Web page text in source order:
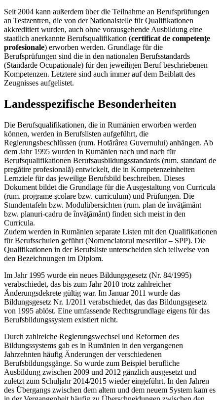
Seit 2004 kann außerdem über die Teilnahme an Berufsprüfungen
an Testzentren, die von der Nationalstelle für Qualifikationen
akkreditiert wurden, auch ohne vorausgehende Ausbildung eine
staatlich anerkannte Berufsqualifikation (certificat de competenţe
profesionale) erworben werden. Grundlage für die
Berufsprüfungen sind die in den nationalen Berufsstandards
(Standarde Ocupationale) für den jeweiligen Beruf beschriebenen
Kompetenzen. Letztere sind auch immer auf dem Beiblatt des
Zeugnisses aufgelistet.
Landesspezifische Besonderheiten
Die Berufsqualifikationen, die in Rumänien erworben werden
können, werden in Berufslisten aufgeführt, die
Regierungsbeschlüssen (rum. Hotărârea Guvernului) anhängen. Ab
dem Jahr 1995 wurden in Rumänien nach und nach für
Berufsqualifikationen Berufsausbildungsstandards (rum. standard de
pregătire profesională) entwickelt, die in Kompetenzeinheiten
Lernziele für das jeweilige Berufsbild beschreiben. Dieses
Dokument bildet die Grundlage für die Ausgestaltung von Curricula
(rum. programe şcolare bzw. curriculum) und Prüfungen. Die
Stundentafeln bzw. Modulübersichten (rum. plan de învăţământ
bzw. planuri-cadru de învăţământ) finden sich meist in den
Curricula.
Zudem werden in Rumänien separate Listen mit den Qualifikationen
für Berufsschulen geführt (Nomenclatorul meseriilor – SPP). Die
Qualifikationen in der Berufsliste unterscheiden sich teilweise von
den Bezeichnungen im Diplom.
Im Jahr 1995 wurde ein neues Bildungsgesetz (Nr. 84/1995)
verabschiedet, das bis zum Jahr 2010 trotz zahlreicher
Änderungsdekrete gültig war. Im Januar 2011 wurde das
Bildungsgesetz Nr. 1/2011 verabschiedet, das das Bildungsgesetz
von 1995 ablöst. Eine umfassende Rechtsgrundlage eigens für das
Berufsbildungssystem existiert nicht.
Durch zahlreiche Regierungswechsel und Reformen des
Bildungssystems gab es in Rumänien in den vergangenen
Jahrzehnten häufig Änderungen der verschiedenen
Berufsbildungsgänge. So wurde zum Beispiel berufliche
Ausbildung zwischen 2009 und 2012 gänzlich ausgesetzt und
zuletzt zum Schuljahr 2014/2015 wieder eingeführt. In den Jahren
des Übergangs zwischen dem altem und dem neuem System kam es